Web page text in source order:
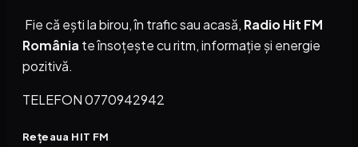
Fie că ești la birou, în trafic sau acasă, Radio Hit FM
România te însoțește cu ritm, informație și energie
pozitivă.
TELEFON 0770942942
Rețeaua HIT FM